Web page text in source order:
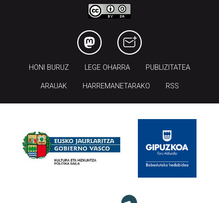
HONI BURUZ LEGE OHARRA PUBLIZITATEA
ARAUAK HARREMANETARAKO RSS